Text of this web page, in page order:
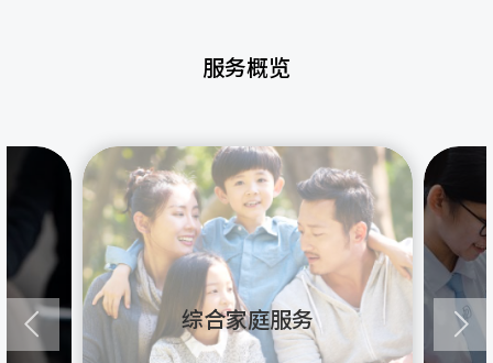
服务概览
综合家庭服务